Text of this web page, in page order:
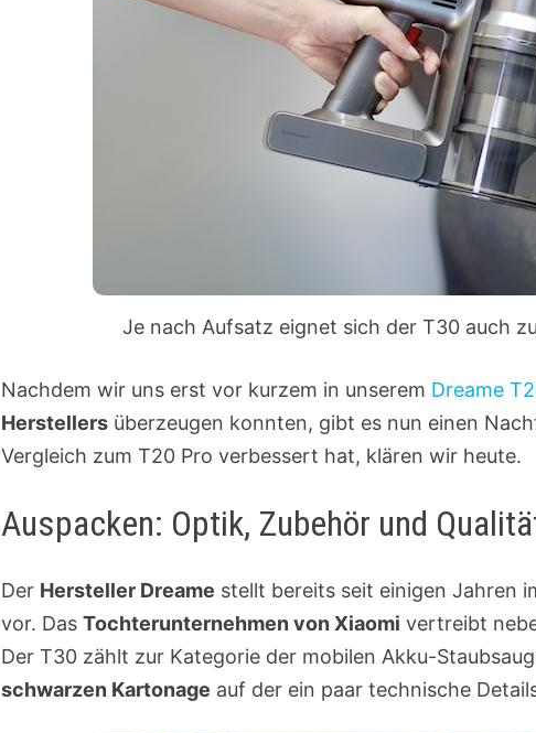
Je nach Aufsatz eignet sich der T30 auch
Nachdem wir uns erst vor kurzem in unserem Dreame
Herstellersüberzeugen konnten, gibt es nun einen
Vergleich zum T20 Pro verbessert hat, klären wir heute.
Auspacken: Optik, Zubehör und
Der Hersteller Dreame stellt bereits seit einigen Jahren
vor. Das Tochterunternehmen von Xiaomi vertreibt
Der T30 zählt zur Kategorie der mobilen Akku-
schwarzen Kartonage auf der ein paar technische